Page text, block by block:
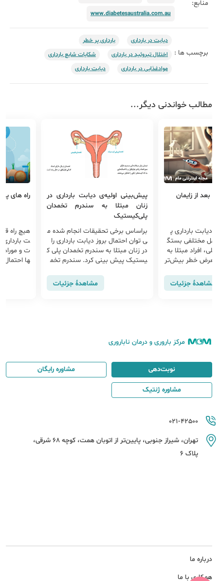
منابع:
www.diabetesaustralia.com.au
برچسب ها :
دیابت در بارداری
بارداری پر خطر
اختلال تیروئید در بارداری
شکایات شایع بارداری
موادغذایی در بارداری
دیابت بارداری
مطالب خواندنی دیگر...
بعد از زایمان
دیابت بارداری پ
مختلفی بستگ
افراد مبتلا به
معرض خطر بیش‌تر
مشاهدهٔ جزئیات
پیش‌بینی اولیه‌ی دیابت بارداری در
زنان مبتلا به سندرم تخمدان
پلی‌کیستیک
براساس برخی تحقیقات انجام شده م
ی توان احتمال بروز دیابت بارداری را
در زنان مبتلا به سندرم تخمدان پلی ک
یستیک پیش بینی کرد. سندرم تخم
ل شایع زنان در سنین باروری است و
مشاهدهٔ جزئیات
راه های
هیچ راه
ت بارداری
ت و
ها احتمال
مرکز باروری و درمان ناباروری
درباره ما
همکاری با ما
021-42500
تهران، شیراز جنوبی، پایین‌تر از اتوبان همت، کوچه 68 شرقی،
پلاک 6
نوبت‌دهی مشاوره رایگان
مشاوره ژنتیک